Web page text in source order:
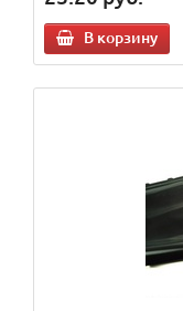
В корзину